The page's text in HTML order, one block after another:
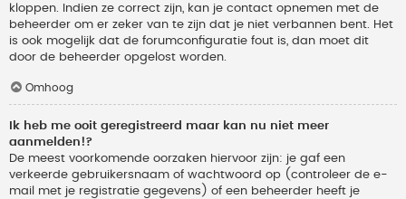
kloppen. Indien ze correct zijn, kan je contact opnemen met de
beheerder om er zeker van te zijn dat je niet verbannen bent. Het
is ook mogelijk dat de forumconfiguratie fout is, dan moet dit
door de beheerder opgelost worden.
Omhoog
Ik heb me ooit geregistreerd maar kan nu niet meer
aanmelden!?
De meest voorkomende oorzaken hiervoor zijn: je gaf een
verkeerde gebruikersnaam of wachtwoord op (controleer de e-
mail met je registratie gegevens) of een beheerder heeft je